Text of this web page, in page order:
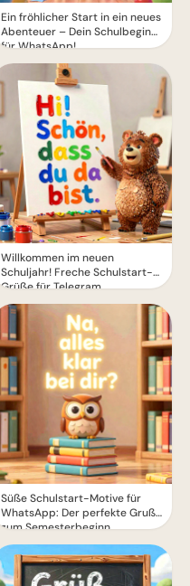
Ein fröhlicher Start in ein neues
Abenteuer – Dein Schulbeginn
für WhatsApp!
Willkommen im neuen
Schuljahr! Freche Schulstart-
Grüße für Telegram
Süße Schulstart-Motive für
WhatsApp: Der perfekte Gruß
zum Semesterbeginn